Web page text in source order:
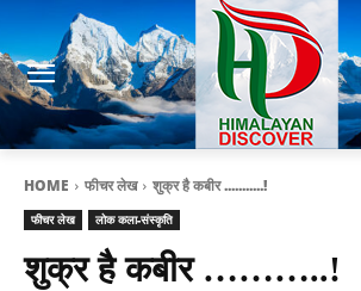
HOME फीचर लेख शुक्र है कबीर ...........!
फीचर लेख लोक कला-संस्कृति
शुक्र है कबीर ………..!